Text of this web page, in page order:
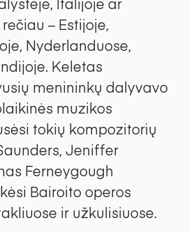
– Estijoje,
Nyderlanduose,
Keletas
menininkų dalyvavo
muzikos
tokių kompozitorių
Jeniffer
Ferneygough
Bairoito operos
ir užkulisiuose.